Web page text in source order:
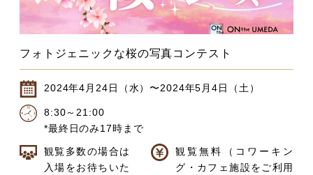
フォトジェニックな桜の写真コンテスト
2024年4月24日（水）〜2024年5月4日（土）
8:30～21:00
*最終日のみ17時まで
観覧多数の場合は
入場をお待ちいた
観覧無料（コワーキン
グ・カフェ施設をご利用